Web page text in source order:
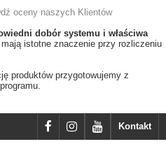
oceny naszych Klientów
dobór systemu i właściwa
istotne znaczenie przy rozliczeniu
produktów przygotowujemy z
Kontakt